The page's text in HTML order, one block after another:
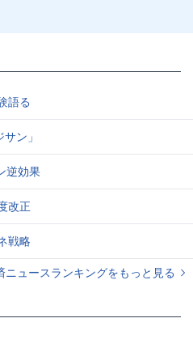
語る
ン」
逆効果
改正
戦略
ニュースランキングをもっと見る